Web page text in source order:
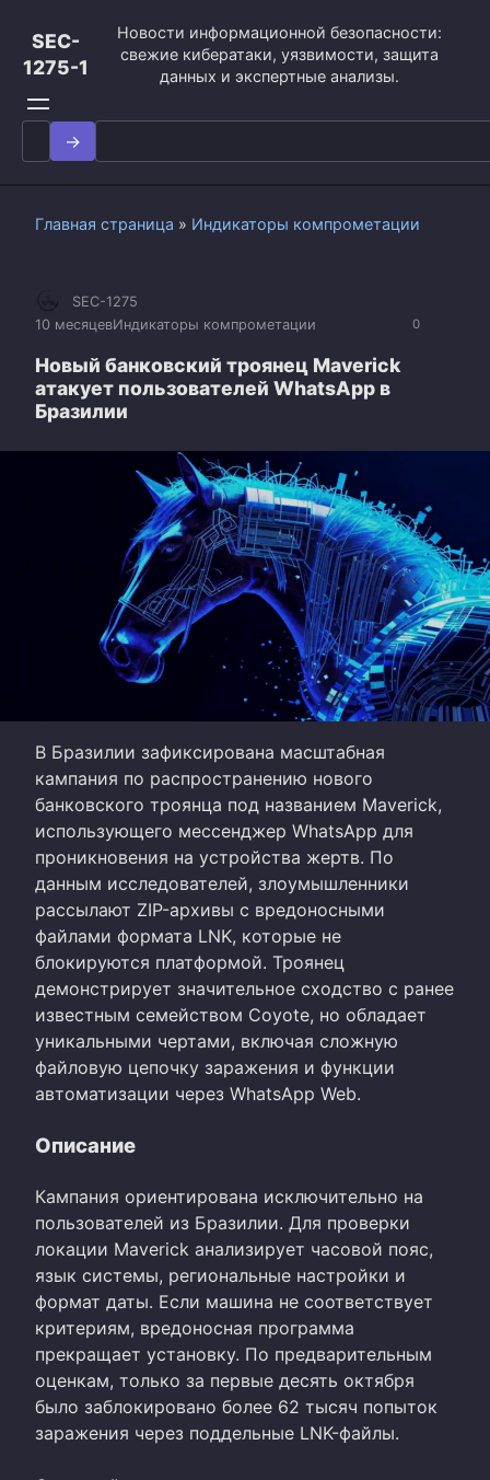
контенту
SEC-
1275-1
Новости информационной безопасности:
свежие кибератаки, уязвимости, защита
данных и экспертные анализы.
Search
for:
Главная страница » Индикаторы компрометации
0
SEC-1275
10 месяцевИндикаторы компрометации
Новый банковский троянец Maverick
атакует пользователей WhatsApp в
Бразилии
В Бразилии зафиксирована масштабная
кампания по распространению нового
банковского троянца под названием Maverick,
использующего мессенджер WhatsApp для
проникновения на устройства жертв. По
данным исследователей, злоумышленники
рассылают ZIP-архивы с вредоносными
файлами формата LNK, которые не
блокируются платформой. Троянец
демонстрирует значительное сходство с ранее
известным семейством Coyote, но обладает
уникальными чертами, включая сложную
файловую цепочку заражения и функции
автоматизации через WhatsApp Web.
Описание
Кампания ориентирована исключительно на
пользователей из Бразилии. Для проверки
локации Maverick анализирует часовой пояс,
язык системы, региональные настройки и
формат даты. Если машина не соответствует
критериям, вредоносная программа
прекращает установку. По предварительным
оценкам, только за первые десять октября
было заблокировано более 62 тысяч попыток
заражения через поддельные LNK-файлы.